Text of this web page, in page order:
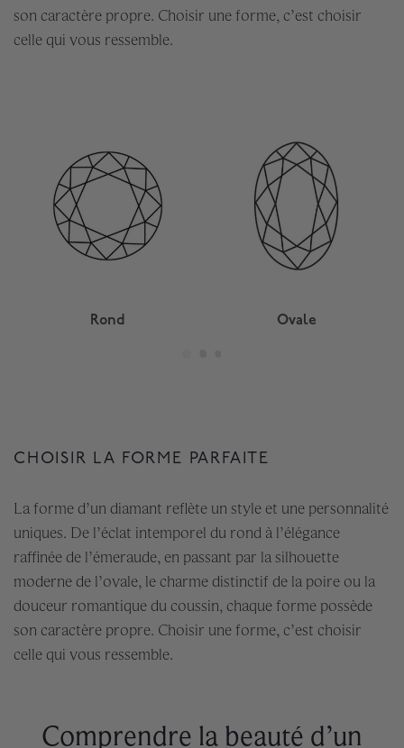
son caractère propre. Choisir une forme, c’est choisir
celle qui vous ressemble.
Rond Ovale
CHOISIR LA FORME PARFAITE
La forme d’un diamant reflète un style et une personnalité
uniques. De l’éclat intemporel du rond à l’élégance
raffinée de l’émeraude, en passant par la silhouette
moderne de l’ovale, le charme distinctif de la poire ou la
douceur romantique du coussin, chaque forme possède
son caractère propre. Choisir une forme, c’est choisir
celle qui vous ressemble.
Comprendre la beauté d’un